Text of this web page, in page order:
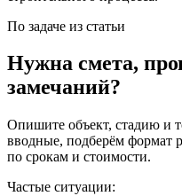
По задаче из статьи
Нужна смета,
замечаний?
Опишите объект, стадию и
вводные, подберём формат
по срокам и стоимости.
Частые ситуации: